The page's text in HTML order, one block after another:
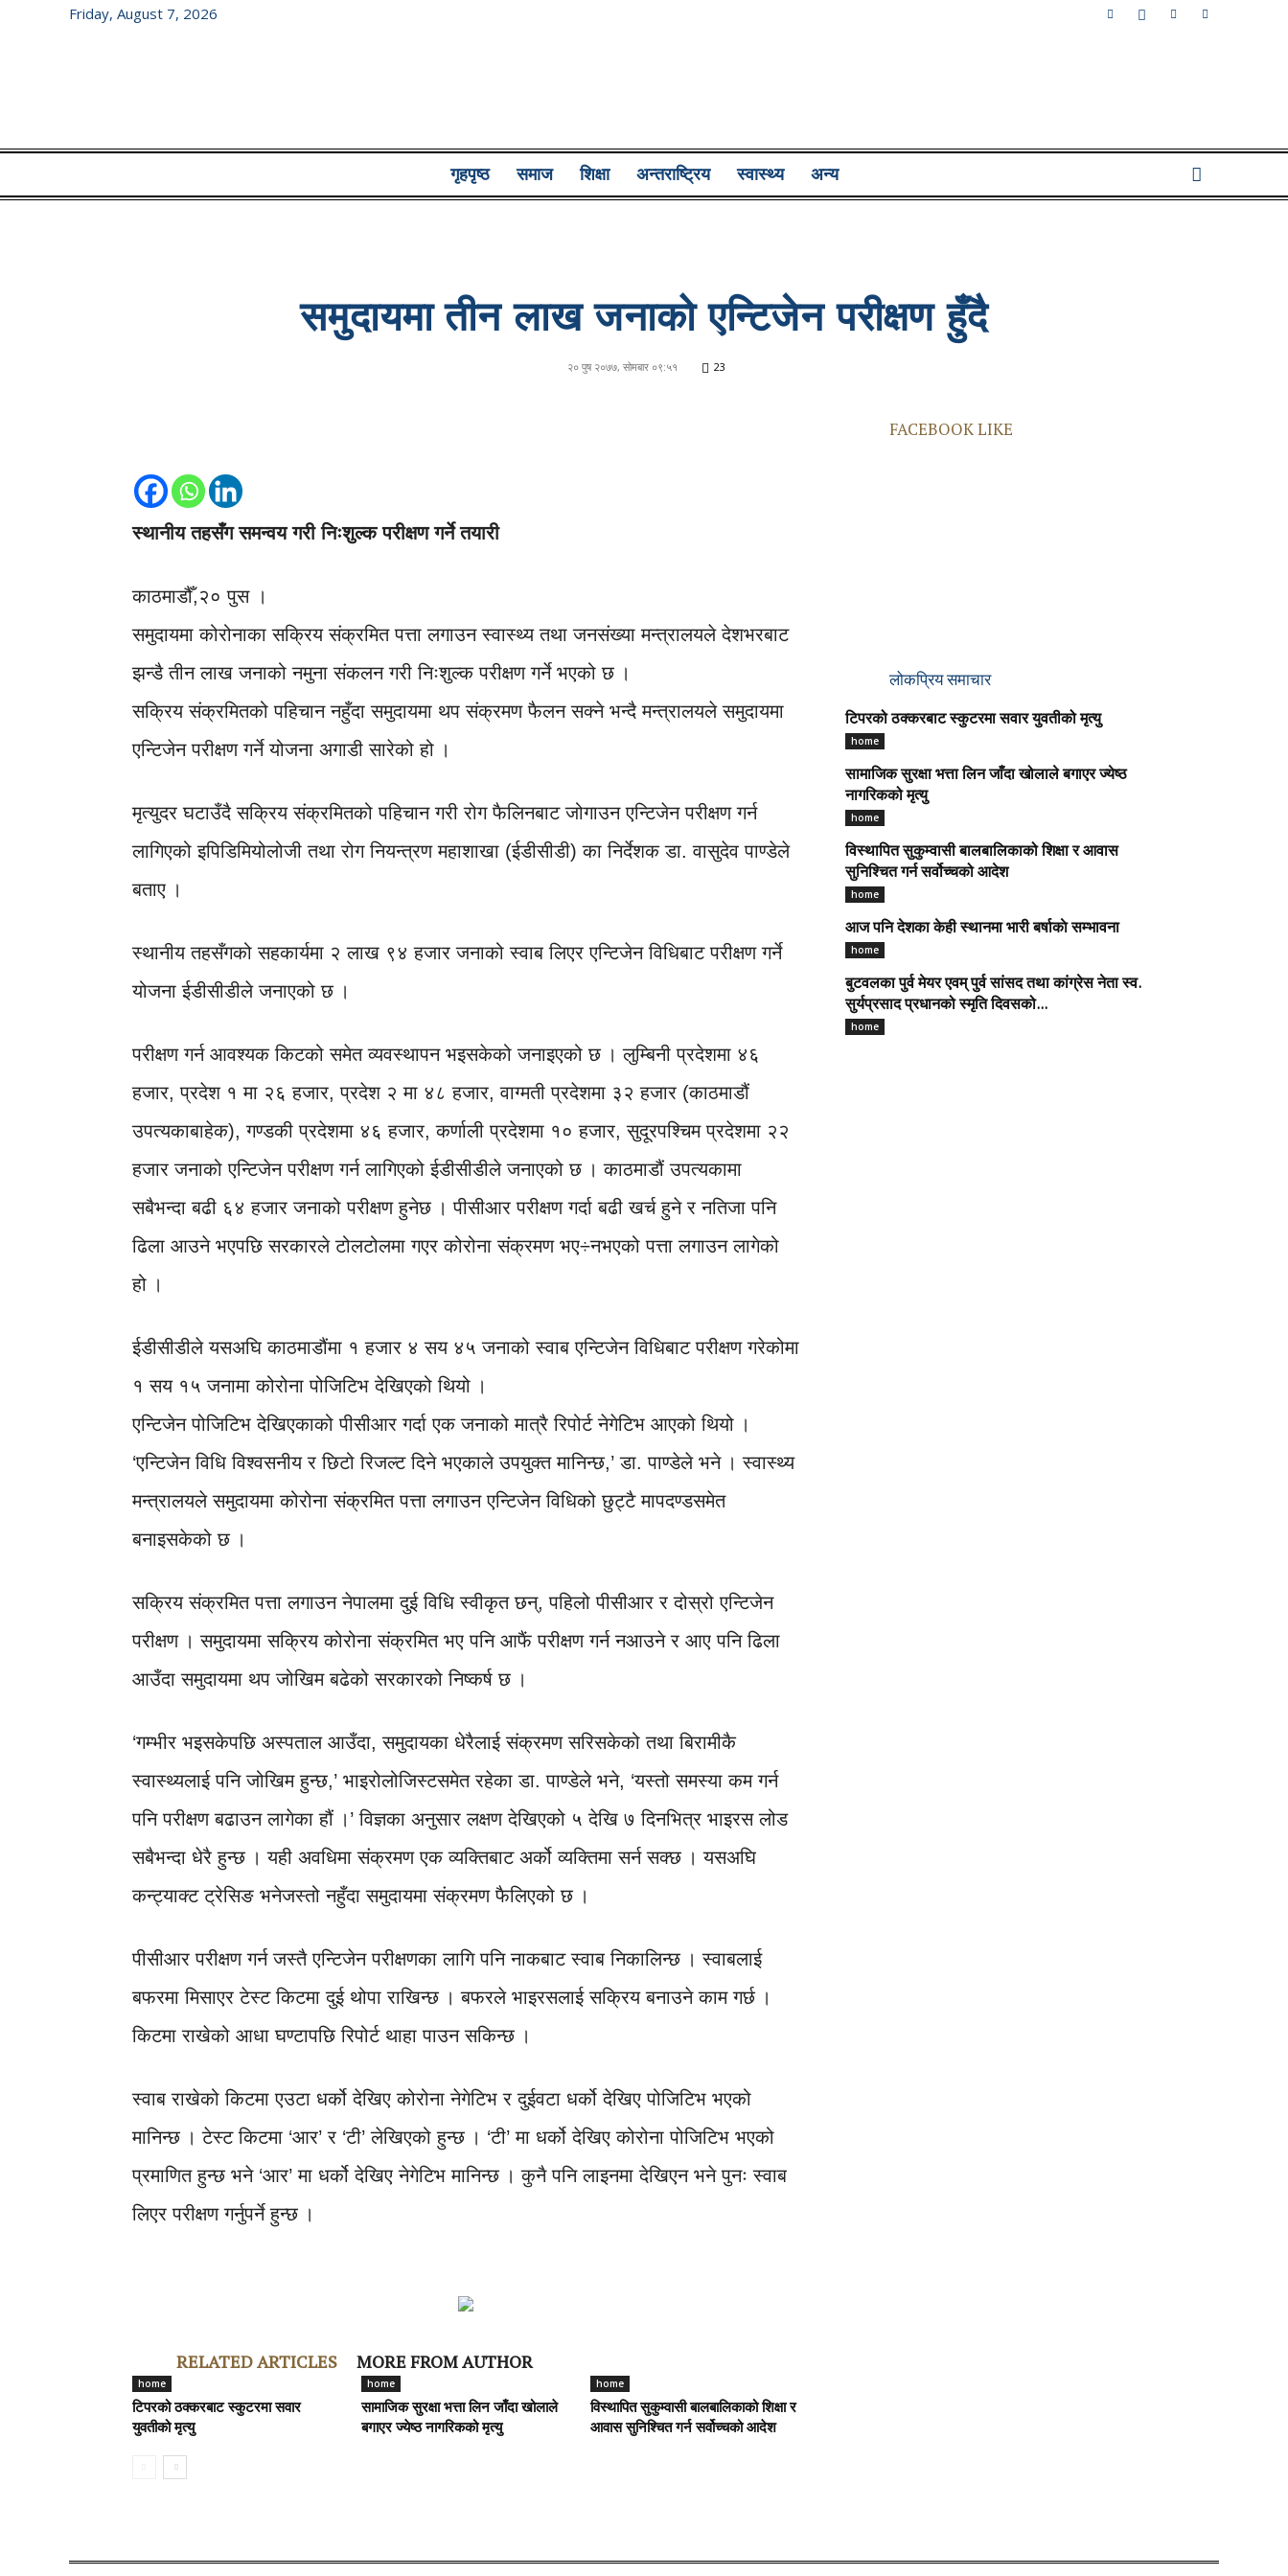
Friday, August 7, 2026
Lumbini
गृहपृष्ठ समाज शिक्षा अन्तराष्ट्रिय स्वास्थ्य अन्य
समुदायमा तीन लाख जनाको एन्टिजेन परीक्षण हुँदै
२० पुष २०७७, सोमबार ०९:५१ 23
स्थानीय तहसँग समन्वय गरी निःशुल्क परीक्षण गर्ने तयारी
काठमाडौँ,२० पुस ।
समुदायमा कोरोनाका सक्रिय संक्रमित पत्ता लगाउन स्वास्थ्य तथा जनसंख्या मन्त्रालयले देशभरबाट
झन्डै तीन लाख जनाको नमुना संकलन गरी निःशुल्क परीक्षण गर्ने भएको छ ।
सक्रिय संक्रमितको पहिचान नहुँदा समुदायमा थप संक्रमण फैलन सक्ने भन्दै मन्त्रालयले समुदायमा
एन्टिजेन परीक्षण गर्ने योजना अगाडी सारेको हो ।
मृत्युदर घटाउँदै सक्रिय संक्रमितको पहिचान गरी रोग फैलिनबाट जोगाउन एन्टिजेन परीक्षण गर्न
लागिएको इपिडिमियोलोजी तथा रोग नियन्त्रण महाशाखा (ईडीसीडी) का निर्देशक डा. वासुदेव पाण्डेले
बताए ।
स्थानीय तहसँगको सहकार्यमा २ लाख ९४ हजार जनाको स्वाब लिएर एन्टिजेन विधिबाट परीक्षण गर्ने
योजना ईडीसीडीले जनाएको छ ।
परीक्षण गर्न आवश्यक किटको समेत व्यवस्थापन भइसकेको जनाइएको छ । लुम्बिनी प्रदेशमा ४६
हजार, प्रदेश १ मा २६ हजार, प्रदेश २ मा ४८ हजार, वाग्मती प्रदेशमा ३२ हजार (काठमाडौं
उपत्यकाबाहेक), गण्डकी प्रदेशमा ४६ हजार, कर्णाली प्रदेशमा १० हजार, सुदूरपश्चिम प्रदेशमा २२
हजार जनाको एन्टिजेन परीक्षण गर्न लागिएको ईडीसीडीले जनाएको छ । काठमाडौं उपत्यकामा
सबैभन्दा बढी ६४ हजार जनाको परीक्षण हुनेछ । पीसीआर परीक्षण गर्दा बढी खर्च हुने र नतिजा पनि
ढिला आउने भएपछि सरकारले टोलटोलमा गएर कोरोना संक्रमण भए÷नभएको पत्ता लगाउन लागेको
हो ।
ईडीसीडीले यसअघि काठमाडौंमा १ हजार ४ सय ४५ जनाको स्वाब एन्टिजेन विधिबाट परीक्षण गरेकोमा
१ सय १५ जनामा कोरोना पोजिटिभ देखिएको थियो ।
एन्टिजेन पोजिटिभ देखिएकाको पीसीआर गर्दा एक जनाको मात्रै रिपोर्ट नेगेटिभ आएको थियो ।
‘एन्टिजेन विधि विश्वसनीय र छिटो रिजल्ट दिने भएकाले उपयुक्त मानिन्छ,’ डा. पाण्डेले भने । स्वास्थ्य
मन्त्रालयले समुदायमा कोरोना संक्रमित पत्ता लगाउन एन्टिजेन विधिको छुट्टै मापदण्डसमेत
बनाइसकेको छ ।
सक्रिय संक्रमित पत्ता लगाउन नेपालमा दुई विधि स्वीकृत छन्, पहिलो पीसीआर र दोस्रो एन्टिजेन
परीक्षण । समुदायमा सक्रिय कोरोना संक्रमित भए पनि आफैं परीक्षण गर्न नआउने र आए पनि ढिला
आउँदा समुदायमा थप जोखिम बढेको सरकारको निष्कर्ष छ ।
‘गम्भीर भइसकेपछि अस्पताल आउँदा, समुदायका धेरैलाई संक्रमण सरिसकेको तथा बिरामीकै
स्वास्थ्यलाई पनि जोखिम हुन्छ,’ भाइरोलोजिस्टसमेत रहेका डा. पाण्डेले भने, ‘यस्तो समस्या कम गर्न
पनि परीक्षण बढाउन लागेका हौं ।’ विज्ञका अनुसार लक्षण देखिएको ५ देखि ७ दिनभित्र भाइरस लोड
सबैभन्दा धेरै हुन्छ । यही अवधिमा संक्रमण एक व्यक्तिबाट अर्को व्यक्तिमा सर्न सक्छ । यसअघि
कन्ट्याक्ट ट्रेसिङ भनेजस्तो नहुँदा समुदायमा संक्रमण फैलिएको छ ।
पीसीआर परीक्षण गर्न जस्तै एन्टिजेन परीक्षणका लागि पनि नाकबाट स्वाब निकालिन्छ । स्वाबलाई
बफरमा मिसाएर टेस्ट किटमा दुई थोपा राखिन्छ । बफरले भाइरसलाई सक्रिय बनाउने काम गर्छ ।
किटमा राखेको आधा घण्टापछि रिपोर्ट थाहा पाउन सकिन्छ ।
स्वाब राखेको किटमा एउटा धर्को देखिए कोरोना नेगेटिभ र दुईवटा धर्को देखिए पोजिटिभ भएको
मानिन्छ । टेस्ट किटमा ‘आर’ र ‘टी’ लेखिएको हुन्छ । ‘टी’ मा धर्को देखिए कोरोना पोजिटिभ भएको
प्रमाणित हुन्छ भने ‘आर’ मा धर्को देखिए नेगेटिभ मानिन्छ । कुनै पनि लाइनमा देखिएन भने पुनः स्वाब
लिएर परीक्षण गर्नुपर्ने हुन्छ ।
RELATED ARTICLES MORE FROM AUTHOR
home
टिपरको ठक्करबाट स्कुटरमा सवार
युवतीको मृत्यु
home
सामाजिक सुरक्षा भत्ता लिन जाँदा खोलाले
बगाएर ज्येष्ठ नागरिकको मृत्यु
home
विस्थापित सुकुम्वासी बालबालिकाको शिक्षा र
आवास सुनिश्चित गर्न सर्वोच्चको आदेश
FACEBOOK LIKE
लोकप्रिय समाचार
टिपरको ठक्करबाट स्कुटरमा सवार युवतीको मृत्यु
home
सामाजिक सुरक्षा भत्ता लिन जाँदा खोलाले बगाएर ज्येष्ठ
नागरिकको मृत्यु
home
विस्थापित सुकुम्वासी बालबालिकाको शिक्षा र आवास
सुनिश्चित गर्न सर्वोच्चको आदेश
home
आज पनि देशका केही स्थानमा भारी बर्षाकाे सम्भावना
home
बुटवलका पुर्व मेयर एवम् पुर्व सांसद तथा कांग्रेस नेता स्व.
सुर्यप्रसाद प्रधानको स्मृति दिवसको...
home